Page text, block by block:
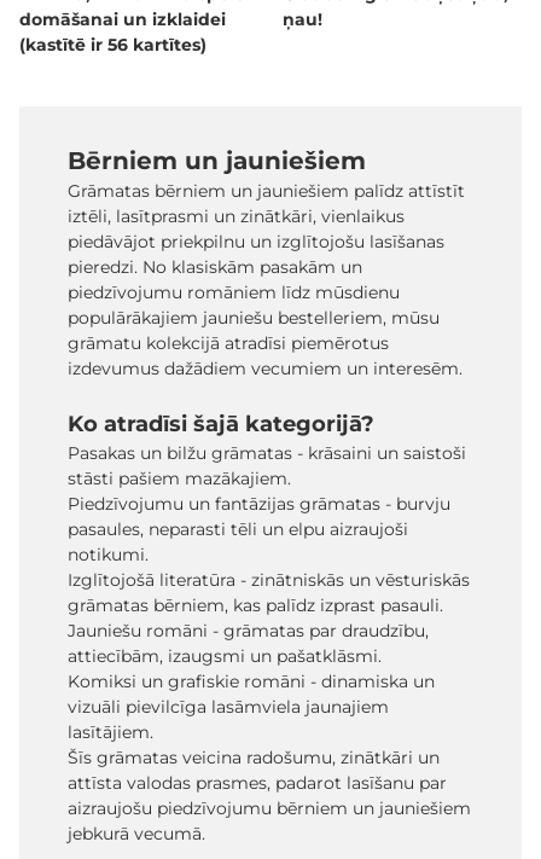
domāšanai un izklaidei
(kastītē ir 56 kartītes)
ņau!
Bērniem un jauniešiem
Grāmatas bērniem un jauniešiem palīdz attīstīt
iztēli, lasītprasmi un zinātkāri, vienlaikus
piedāvājot priekpilnu un izglītojošu lasīšanas
pieredzi. No klasiskām pasakām un
piedzīvojumu romāniem līdz mūsdienu
populārākajiem jauniešu bestelleriem, mūsu
grāmatu kolekcijā atradīsi piemērotus
izdevumus dažādiem vecumiem un interesēm.
Ko atradīsi šajā kategorijā?
Pasakas un bilžu grāmatas - krāsaini un saistoši
stāsti pašiem mazākajiem.
Piedzīvojumu un fantāzijas grāmatas - burvju
pasaules, neparasti tēli un elpu aizraujoši
notikumi.
Izglītojošā literatūra - zinātniskās un vēsturiskās
grāmatas bērniem, kas palīdz izprast pasauli.
Jauniešu romāni - grāmatas par draudzību,
attiecībām, izaugsmi un pašatklāsmi.
Komiksi un grafiskie romāni - dinamiska un
vizuāli pievilcīga lasāmviela jaunajiem
lasītājiem.
Šīs grāmatas veicina radošumu, zinātkāri un
attīsta valodas prasmes, padarot lasīšanu par
aizraujošu piedzīvojumu bērniem un jauniešiem
jebkurā vecumā.